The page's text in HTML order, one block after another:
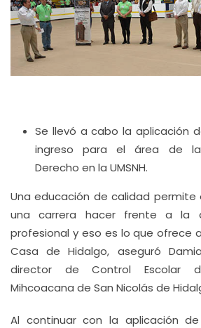
Se llevó a cabo la aplicación
ingreso para el área de
Derecho en la UMSNH.
Una educación de calidad permite
una carrera hacer frente a la
profesional y eso es lo que ofrece
Casa de Hidalgo, aseguró
director de Control Escolar
Mihcoacana de San Nicolás de
Al continuar con la aplicación